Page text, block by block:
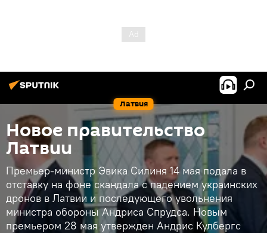
Латвия
Новое правительство
Латвии
Премьер-министр Эвика Силиня 14 мая подала в
отставку на фоне скандала с падением украинских
дронов в Латвии и последующего увольнения
министра обороны Андриса Спрудса. Новым
премьером 28 мая утвержден Андрис Кулбергс